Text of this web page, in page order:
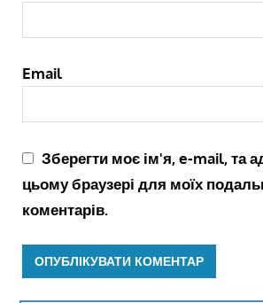
Email
Зберегти моє ім'я, e-mail, та
цьому браузері для моїх
коментарів.